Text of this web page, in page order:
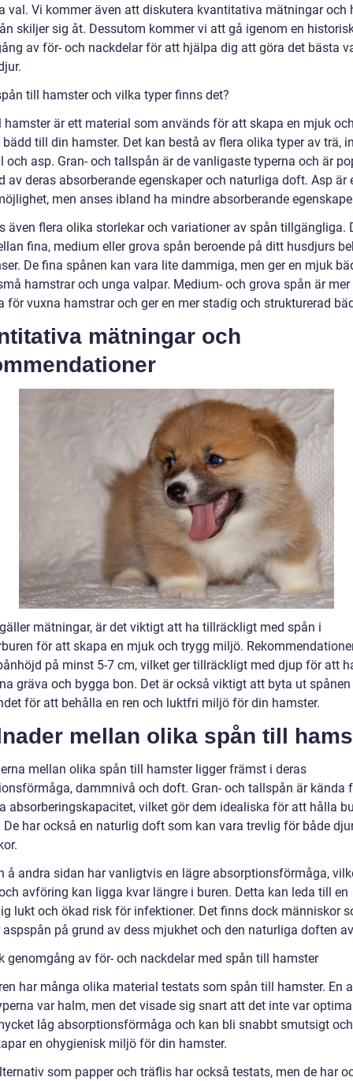
val. Vi kommer även att diskutera kvantitativa mätningar och
skiljer sig åt. Dessutom kommer vi att gå igenom en
av för- och nackdelar för att hjälpa dig att göra det bästa
till hamster och vilka typer finns det?
hamster är ett material som används för att skapa en mjuk
till din hamster. Det kan bestå av flera olika typer av trä,
och asp. Gran- och tallspån är de vanligaste typerna och är
av deras absorberande egenskaper och naturliga doft. Asp är
men anses ibland ha mindre absorberande
även flera olika storlekar och variationer av spån tillgängliga.
fina, medium eller grova spån beroende på ditt husdjurs
De fina spånen kan vara lite dammiga, men ger en mjuk
hamstrar och unga valpar. Medium- och grova spån är mer
för vuxna hamstrar och ger en mer stadig och strukturerad
mätningar och
mätningar, är det viktigt att ha tillräckligt med spån i
för att skapa en mjuk och trygg miljö.
på minst 5-7 cm, vilket ger tillräckligt med djup för att
gräva och bygga bon. Det är också viktigt att byta ut spånen
för att behålla en ren och luktfri miljö för din hamster.
mellan olika spån till
mellan olika spån till hamster ligger främst i deras
dammnivå och doft. Gran- och tallspån är kända
absorberingskapacitet, vilket gör dem idealiska för att hålla
De har också en naturlig doft som kan vara trevlig för både
å andra sidan har vanligtvis en lägre absorptionsförmåga,
avföring kan ligga kvar längre i buren. Detta kan leda till en
lukt och ökad risk för infektioner. Det finns dock människor
på grund av dess mjukhet och den naturliga doften
genomgång av för- och nackdelar med spån till hamster
har många olika material testats som spån till hamster. En
var halm, men det visade sig snart att det inte var
låg absorptionsförmåga och kan bli snabbt smutsigt
en ohygienisk miljö för din hamster.
som papper och träflis har också testats, men de har